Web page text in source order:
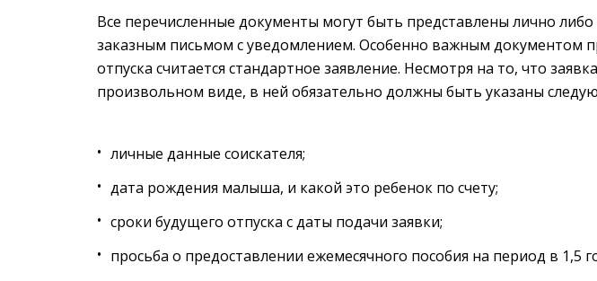
Все перечисленные документы могут быть представлены лично
заказным письмом с уведомлением. Особенно важным документом
отпуска считается стандартное заявление. Несмотря на то, что
произвольном виде, в ней обязательно должны быть указаны
личные данные соискателя;
дата рождения малыша, и какой это ребенок по счету;
сроки будущего отпуска с даты подачи заявки;
просьба о предоставлении ежемесячного пособия на период в 1,5